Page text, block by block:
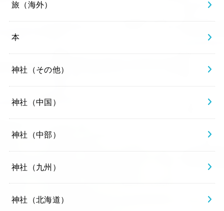
旅（海外）
本
神社（その他）
神社（中国）
神社（中部）
神社（九州）
神社（北海道）